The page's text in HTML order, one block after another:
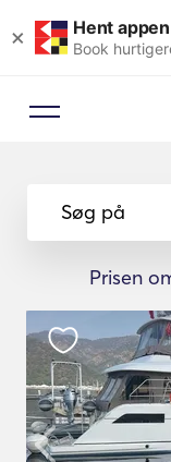
× Hent appen
Book
Søg på
Prisen